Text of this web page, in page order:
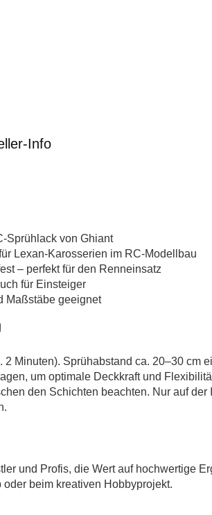
Info
Sprühlack von Ghiant
Lexan-Karosserien im RC-Modellbau
– perfekt für den Renneinsatz
für Einsteiger
Maßstäbe geeignet
2 Minuten). Sprühabstand ca. 20–30 cm
um optimale Deckkraft und
den Schichten beachten. Nur auf der
und Profis, die Wert auf hochwertige
beim kreativen Hobbyprojekt.